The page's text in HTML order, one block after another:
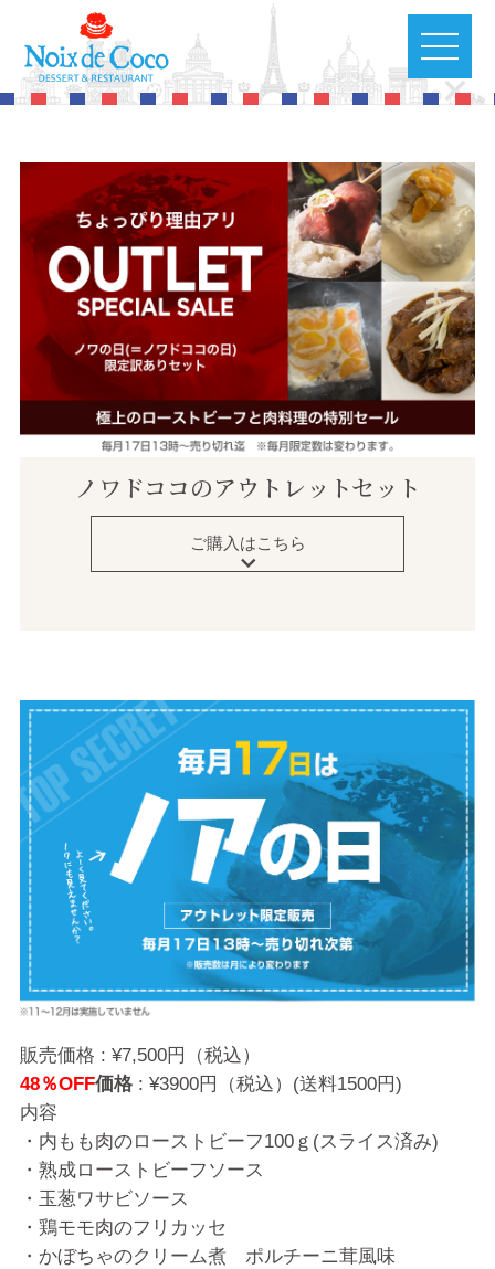
ノワドココのアウトレットセット
ご購入はこちら
販売価格 : ¥7,500円（税込）
48％OFF価格: ¥3900円（税込）(送料1500円)
内容
・内もも肉のローストビーフ100ｇ(スライス済み)
・熟成ローストビーフソース
・玉葱ワサビソース
・鶏モモ肉のフリカッセ
・かぼちゃのクリーム煮 ポルチーニ茸風味